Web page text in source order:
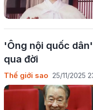
'Ông nội quốc
qua đời
Thế giới sao 25/11/2025